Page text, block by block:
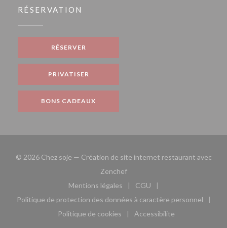
RÉSERVATION
RÉSERVER
PRIVATISER
BONS CADEAUX
© 2026 Chez soje — Création de site internet restaurant avec
Zenchef((ouvre une nouvelle fenêtre))
Mentions légales
((ouvre une nouvelle fenêtre))
CGU
((ouvre une nouvelle
Politique de protection des données à caractère personnel
((ouvre une nouvelle fenêtre))
Politique de cookies
((ouvre une nouvelle fenêtre))
Accessibilite